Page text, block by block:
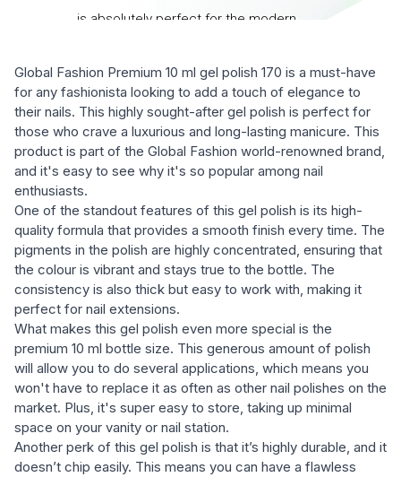
Global Fashion Premium 10 ml gel polish 170 is a must-have
for any fashionista looking to add a touch of elegance to
their nails. This highly sought-after gel polish is perfect for
those who crave a luxurious and long-lasting manicure. This
product is part of the Global Fashion world-renowned brand,
and it's easy to see why it's so popular among nail
enthusiasts.
One of the standout features of this gel polish is its high-
quality formula that provides a smooth finish every time. The
pigments in the polish are highly concentrated, ensuring that
the colour is vibrant and stays true to the bottle. The
consistency is also thick but easy to work with, making it
perfect for nail extensions.
What makes this gel polish even more special is the
premium 10 ml bottle size. This generous amount of polish
will allow you to do several applications, which means you
won't have to replace it as often as other nail polishes on the
market. Plus, it's super easy to store, taking up minimal
space on your vanity or nail station.
Another perk of this gel polish is that it’s highly durable, and it
doesn’t chip easily. This means you can have a flawless